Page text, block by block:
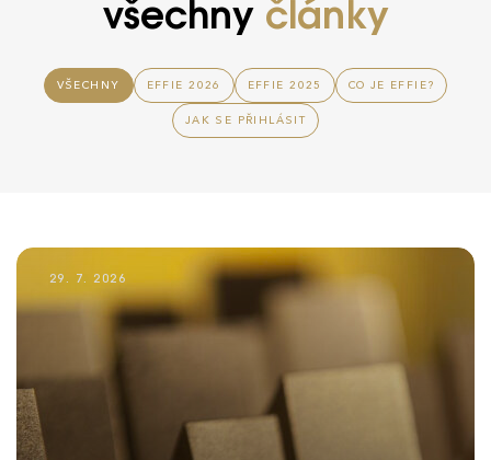
všechny články
VŠECHNY EFFIE 2026 EFFIE 2025 CO JE EFFIE?
JAK SE PŘIHLÁSIT
29. 7. 2026